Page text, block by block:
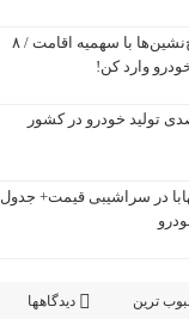
کاسبی خارج‌نشین‌ها با سهمیه اقامت / ۸
وارد کن!
در سراشیبی قیمت+ جدول
ترین دیدگاهها